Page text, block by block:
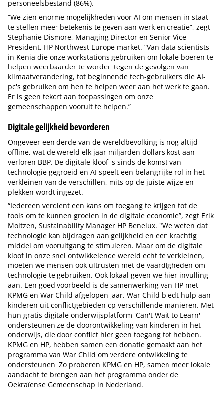
personeelsbestand (86%).
“We zien enorme mogelijkheden voor AI om mensen in staat
te stellen meer betekenis te geven aan werk en creatie”, zegt
Stephanie Dismore, Managing Director en Senior Vice
President, HP Northwest Europe market. “Van data scientists
in Kenia die onze workstations gebruiken om lokale boeren te
helpen weerbaarder te worden tegen de gevolgen van
klimaatverandering, tot beginnende tech-gebruikers die AI-
pc's gebruiken om hen te helpen weer aan het werk te gaan.
Er is geen tekort aan toepassingen om onze
gemeenschappen vooruit te helpen.”
Digitale gelijkheid bevorderen
Ongeveer een derde van de wereldbevolking is nog altijd
offline, wat de wereld elk jaar miljarden dollars kost aan
verloren BBP. De digitale kloof is sinds de komst van
technologie gegroeid en AI speelt een belangrijke rol in het
verkleinen van de verschillen, mits op de juiste wijze en
plekken wordt ingezet.
“Iedereen verdient een kans om toegang te krijgen tot de
tools om te kunnen groeien in de digitale economie”, zegt Erik
Moltzen, Sustainability Manager HP Benelux. "We weten dat
technologie kan bijdragen aan gelijkheid en een krachtig
middel om vooruitgang te stimuleren. Maar om de digitale
kloof in onze snel ontwikkelende wereld echt te verkleinen,
moeten we mensen ook uitrusten met de vaardigheden om
technologie te gebruiken. Ook lokaal geven we hier invulling
aan. Een goed voorbeeld is de samenwerking van HP met
KPMG en War Child afgelopen jaar. War Child biedt hulp aan
kinderen uit conflictgebieden op verschillende manieren. Met
hun gratis digitale onderwijsplatform 'Can't Wait to Learn'
ondersteunen ze de doorontwikkeling van kinderen in het
onderwijs, die door conflict hier geen toegang tot hebben.
KPMG en HP, hebben samen een donatie gemaakt aan het
programma van War Child om verdere ontwikkeling te
ondersteunen. Zo proberen KPMG en HP, samen meer lokale
aandacht te brengen aan het programma onder de
Oekraïense Gemeenschap in Nederland.